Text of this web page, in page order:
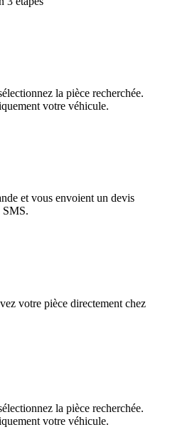
la pièce recherchée.
votre véhicule.
et vous envoient un devis
SMS.
votre pièce directement chez
la pièce recherchée.
votre véhicule.